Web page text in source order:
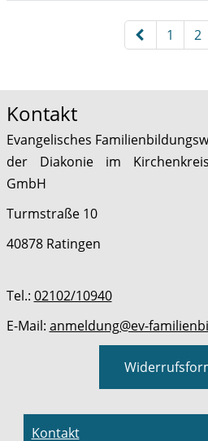
1 2
Kontakt
Evangelisches
der Diakonie im
GmbH
Turmstraße 10
40878 Ratingen
Tel.: 02102/10940
E-Mail: anmeldung@ev-
Kontakt